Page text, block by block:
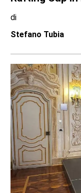
Addio a
dell’Ardor San
di
Stefano Tubia